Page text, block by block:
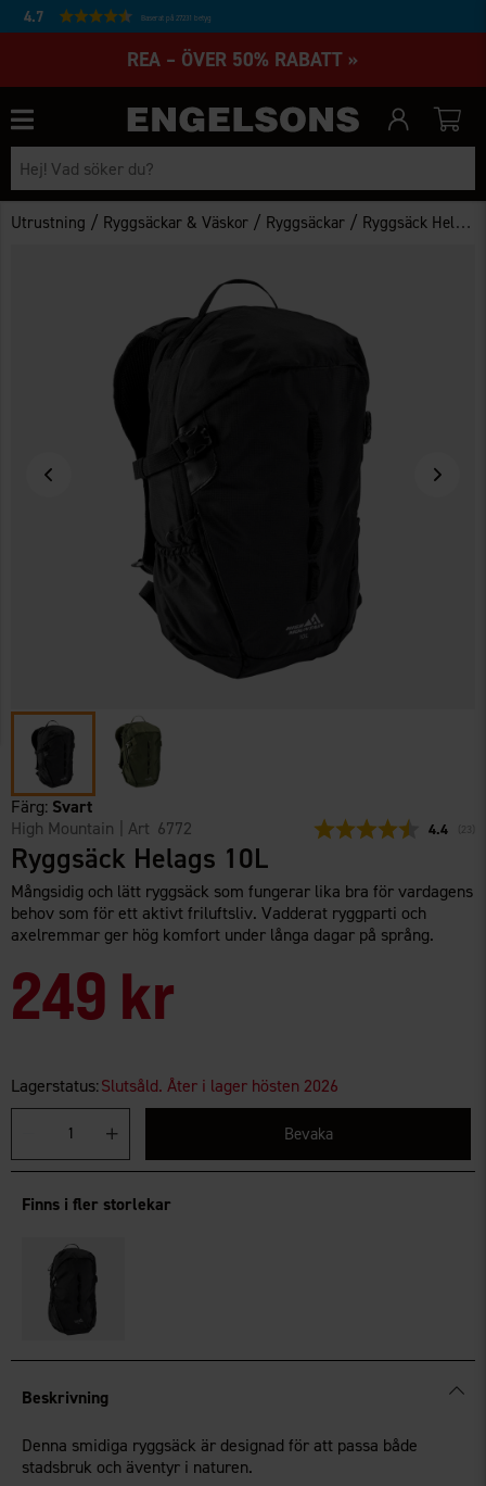
4.7 Baserat på 27231 betyg
REA – ÖVER 50% RABATT »
Utrustning / Ryggsäckar & Väskor / Ryggsäckar / Ryggsäck Helags 10L
Färg: Svart
High Mountain
| Art 6772 4.4 23
Ryggsäck Helags 10L
Mångsidig och lätt ryggsäck som fungerar lika bra för vardagens
behov som för ett aktivt friluftsliv. Vadderat ryggparti och
axelremmar ger hög komfort under långa dagar på språng.
249 kr
Lagerstatus:Slutsåld. Åter i lager hösten 2026
Bevaka
Finns i fler storlekar
Beskrivning
Denna smidiga ryggsäck är designad för att passa både
stadsbruk och äventyr i naturen.